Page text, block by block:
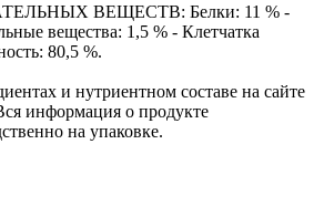
ВЕЩЕСТВ: Белки: 11 % -
вещества: 1,5 % - Клетчатка
80,5 %.
и нутриентном составе на сайте
информация о продукте
на упаковке.